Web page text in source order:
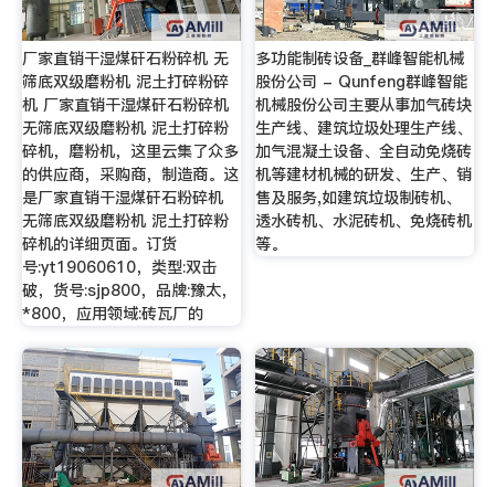
厂家直销干湿煤矸石粉碎机 无
筛底双级磨粉机 泥土打碎粉碎
机 厂家直销干湿煤矸石粉碎机
无筛底双级磨粉机 泥土打碎粉
碎机，磨粉机，这里云集了众多
的供应商，采购商，制造商。这
是厂家直销干湿煤矸石粉碎机
无筛底双级磨粉机 泥土打碎粉
碎机的详细页面。订货
号:yt19060610，类型:双击
破，货号:sjp800，品牌:豫太，
*800，应用领域:砖瓦厂的
多功能制砖设备_群峰智能机械
股份公司 - Qunfeng群峰智能
机械股份公司主要从事加气砖块
生产线、建筑垃圾处理生产线、
加气混凝土设备、全自动免烧砖
机等建材机械的研发、生产、销
售及服务,如建筑垃圾制砖机、
透水砖机、水泥砖机、免烧砖机
等。